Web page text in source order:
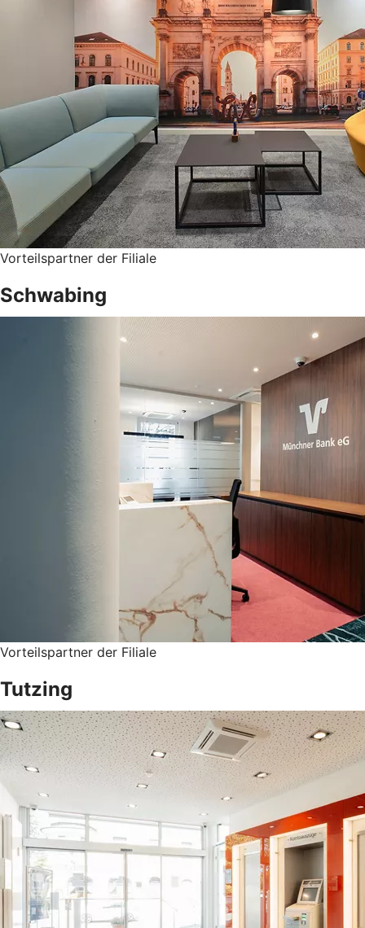
Vorteilspartner der Filiale
Schwabing
Vorteilspartner der Filiale
Tutzing